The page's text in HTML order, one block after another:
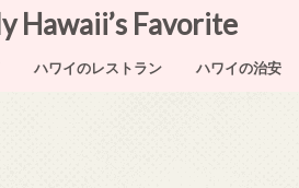
Hawaii’s Favorite
ハワイのレストラン ハワイの治安